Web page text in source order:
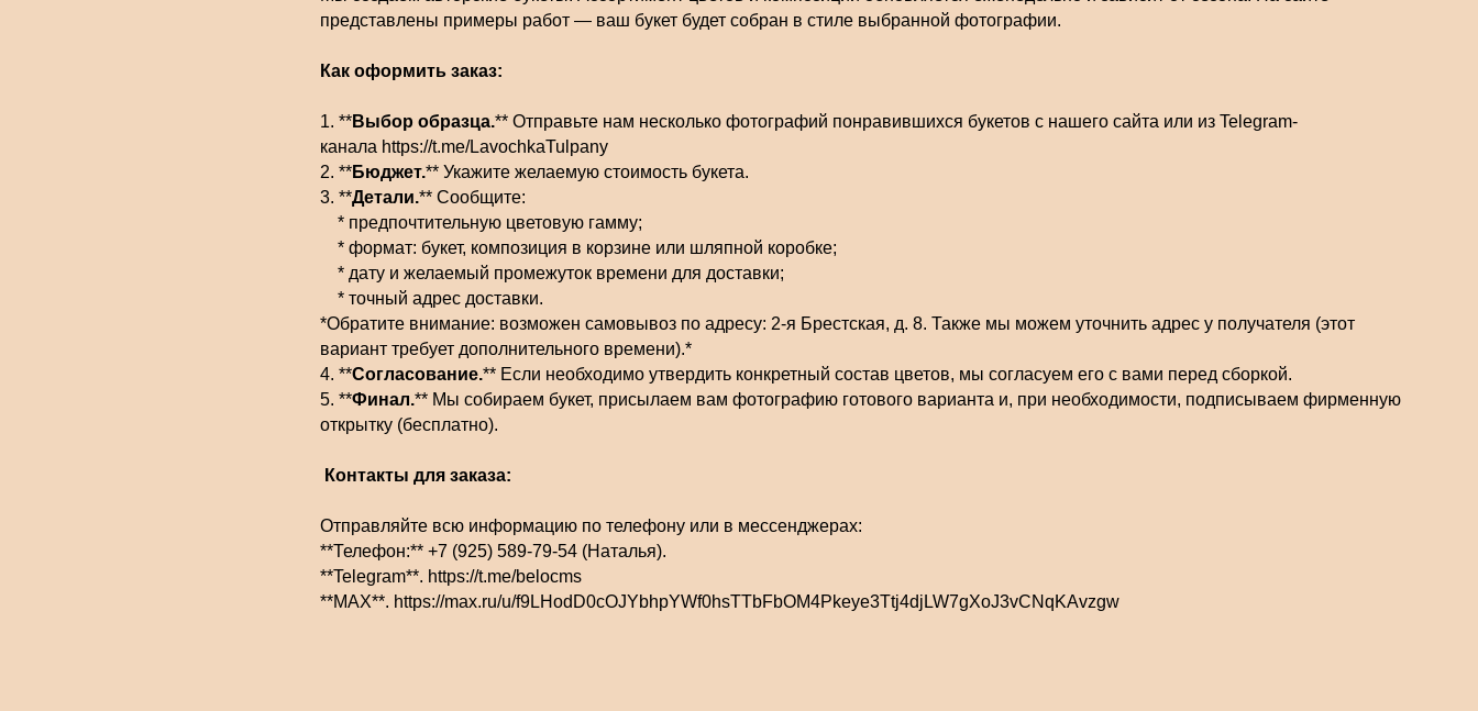
представлены примеры работ — ваш букет будет собран в стиле выбранной фотографии.
Как оформить заказ:
1. **Выбор образца.** Отправьте нам несколько фотографий понравившихся букетов с нашего сайта или из Telegram-
канала https://t.me/LavochkaTulpany
2. **Бюджет.** Укажите желаемую стоимость букета.
3. **Детали.** Сообщите:
* предпочтительную цветовую гамму;
* формат: букет, композиция в корзине или шляпной коробке;
* дату и желаемый промежуток времени для доставки;
* точный адрес доставки.
*Обратите внимание: возможен самовывоз по адресу: 2-я Брестская, д. 8. Также мы можем уточнить адрес у получателя (этот
вариант требует дополнительного времени).*
4. **Согласование.** Если необходимо утвердить конкретный состав цветов, мы согласуем его с вами перед сборкой.
5. **Финал.** Мы собираем букет, присылаем вам фотографию готового варианта и, при необходимости, подписываем фирменную
открытку (бесплатно).
Контакты для заказа:
Отправляйте всю информацию по телефону или в мессенджерах:
**Телефон:** +7 (925) 589-79-54 (Наталья).
**Telegram**. https://t.me/belocms
**MAX**. https://max.ru/u/f9LHodD0cOJYbhpYWf0hsTTbFbOM4Pkeye3Ttj4djLW7gXoJ3vCNqKAvzgw